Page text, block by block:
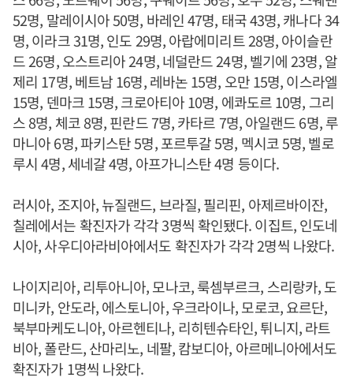
52명, 말레이시아 50명, 바레인 47명, 태국 43명, 캐나다 34
명, 이라크 31명, 인도 29명, 아랍에미리트 28명, 아이슬란
드 26명, 오스트리아 24명, 네덜란드 24명, 벨기에 23명, 알
제리 17명, 베트남 16명, 레바논 15명, 오만 15명, 이스라엘
15명, 덴마크 15명, 크로아티아 10명, 에콰도르 10명, 그리
스 8명, 체코 8명, 핀란드 7명, 카타르 7명, 아일랜드 6명, 루
마니아 6명, 파키스탄 5명, 포르투갈 5명, 멕시코 5명, 벨로
루시 4명, 세네갈 4명, 아프가니스탄 4명 등이다.
러시아, 조지아, 뉴질랜드, 브라질, 필리핀, 아제르바이잔,
칠레에서는 확진자가 각각 3명씩 확인됐다. 이집트, 인도네
시아, 사우디아라비아에서도 확진자가 각각 2명씩 나왔다.
나이지리아, 리투아니아, 모나코, 룩셈부르크, 스리랑카, 도
미니카, 안도라, 에스토니아, 우크라이나, 모로코, 요르단,
북부마케도니아, 아르헨티나, 리히텐슈타인, 튀니지, 라트
비아, 폴란드, 산마리노, 네팔, 캄보디아, 아르메니아에서도
확진자가 1명씩 나왔다.